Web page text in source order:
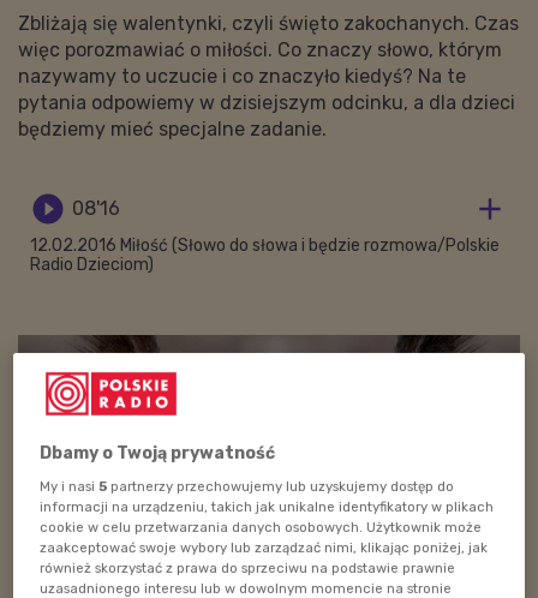
Zbliżają się walentynki, czyli święto zakochanych. Czas
więc porozmawiać o miłości. Co znaczy słowo, którym
nazywamy to uczucie i co znaczyło kiedyś? Na te
pytania odpowiemy w dzisiejszym odcinku, a dla dzieci
będziemy mieć specjalne zadanie.
 08'16 
12.02.2016 Miłość (Słowo do słowa i będzie rozmowa/Polskie
Radio Dzieciom)
Dbamy o Twoją prywatność
My i nasi5 partnerzy przechowujemy lub uzyskujemy dostęp do
informacji na urządzeniu, takich jak unikalne identyfikatory w plikach
cookie w celu przetwarzania danych osobowych. Użytkownik może
zaakceptować swoje wybory lub zarządzać nimi, klikając poniżej, jak
również skorzystać z prawa do sprzeciwu na podstawie prawnie
uzasadnionego interesu lub w dowolnym momencie na stronie